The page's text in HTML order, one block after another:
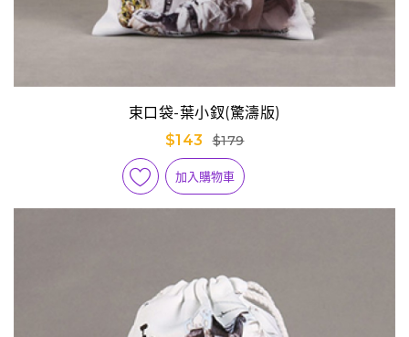
束口袋-葉小釵(驚濤版)
$143
$179
加入購物車